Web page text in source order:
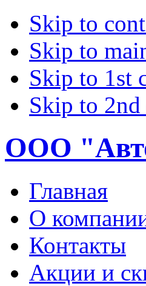
Skip to
Skip to
Skip to 1st
Skip to
ООО
Главная
О
Контакты
Акции и